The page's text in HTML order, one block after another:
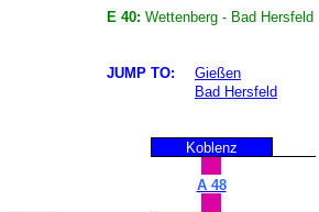
E 40: Wettenberg - Bad Hersfeld
JUMP TO:
Gießen
Bad Hersfeld
Koblenz
A 48